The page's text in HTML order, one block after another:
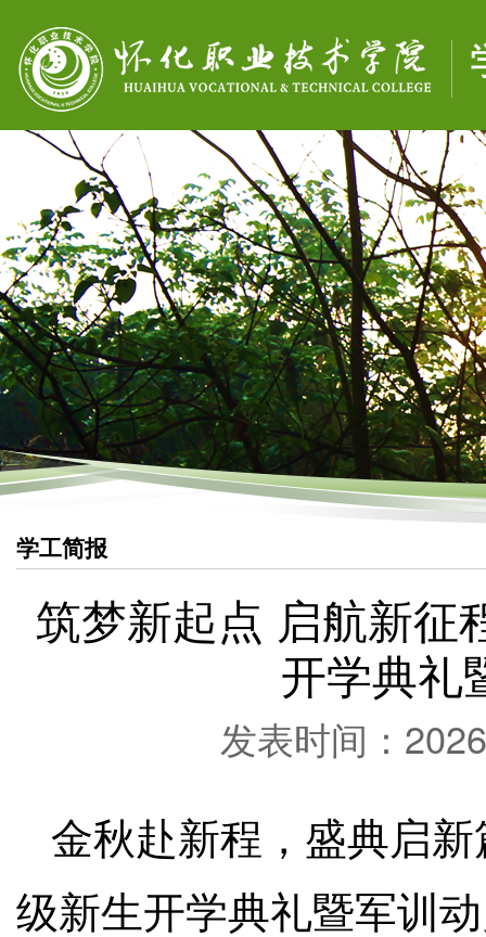
学工简报
筑梦新起点 启航新
开学典礼
发表时间：
金秋赴新程，盛典启
级新生开学典礼暨军训